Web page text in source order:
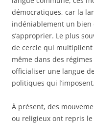
démocratiques, car la
indéniablement un bien
s’approprier. Le plus
de cercle qui multiplient
même dans des
officialiser une langue
politiques qui l’imposent.
À présent, des
ou religieux ont repris